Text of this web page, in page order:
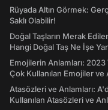
Rüyada Altın Görmek:
Saklı Olabilir!
Doğal Taşların Merak
Hangi Doğal Taş Ne İşe
Emojilerin Anlamları:
Çok Kullanılan Emojiler ve
Atasözleri ve Anlamları:
Kullanılan Atasözleri ve